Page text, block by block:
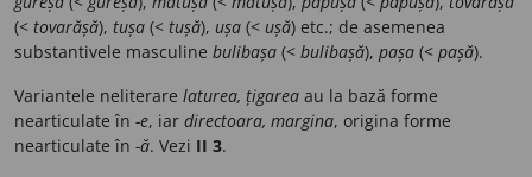
(< tovarășă), tușa (< tușă), ușa (< ușă) etc.; de asemenea
substantivele masculine bulibașa (< bulibașă), pașa (< pașă).
Variantele neliterare laturea, țigarea au la bază forme
nearticulate în -e, iar directoara, margina, origina forme
nearticulate în -ă. Vezi II 3.